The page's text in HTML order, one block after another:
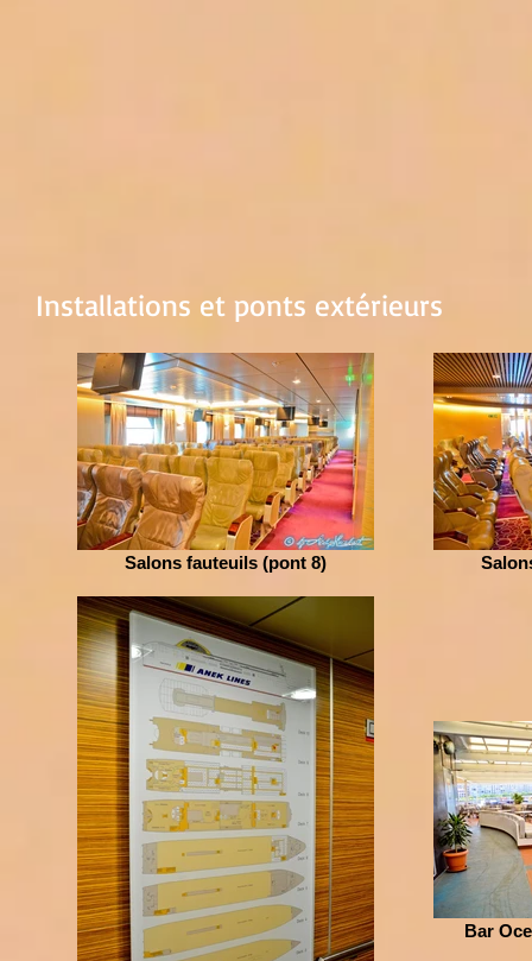
Installations et ponts extérieurs
Salons fauteuils (pont 8)
Bar